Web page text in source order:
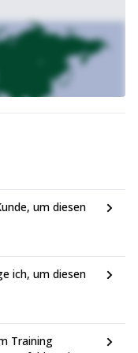
nach weiteren
Reisen zur
Türmen an.
um diesen
ich, um diesen
Training